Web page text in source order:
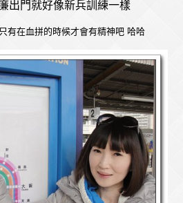
出門就好像新兵訓練一樣
有在血拼的時候才會有精神吧 哈哈